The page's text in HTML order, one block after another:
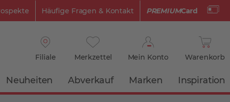
PREMIUMCard
Häufige Fragen & Kontakt
Filiale Merkzettel Mein Konto Warenkorb
Neuheiten Abverkauf Marken Inspiration